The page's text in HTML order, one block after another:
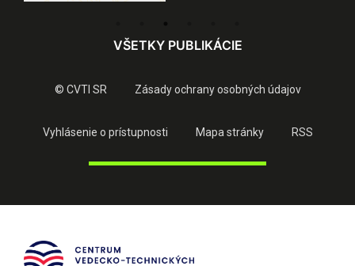
VŠETKY PUBLIKÁCIE
© CVTI SR Zásady ochrany osobných údajov
Vyhlásenie o prístupnosti Mapa stránky RSS